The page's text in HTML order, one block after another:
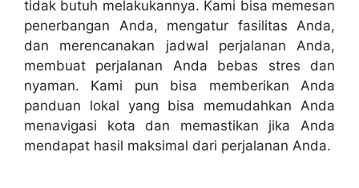
tidak butuh melakukannya. Kami bisa memesan
penerbangan Anda, mengatur fasilitas Anda,
dan merencanakan jadwal perjalanan Anda,
membuat perjalanan Anda bebas stres dan
nyaman. Kami pun bisa memberikan Anda
panduan lokal yang bisa memudahkan Anda
menavigasi kota dan memastikan jika Anda
mendapat hasil maksimal dari perjalanan Anda.